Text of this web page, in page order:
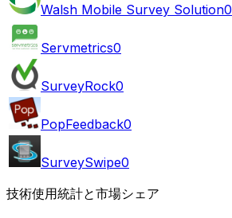
Walsh Mobile Survey Solution0
Servmetrics0
SurveyRock0
PopFeedback0
SurveySwipe0
技術使用統計と市場シェア